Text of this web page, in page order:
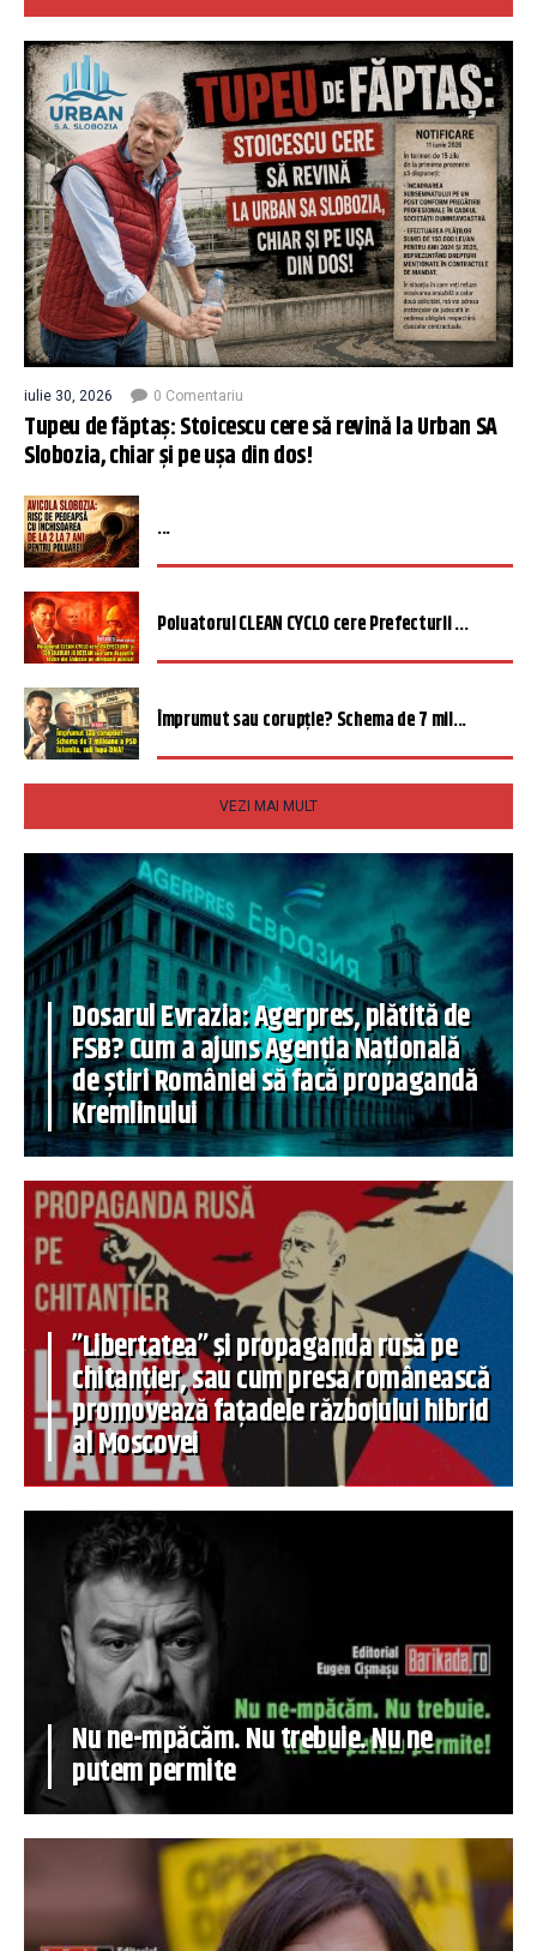
iulie 30, 2026 0 Comentariu
Tupeu de făptaș: Stoicescu cere să revină la Urban SA
Slobozia, chiar și pe ușa din dos!
...
Poluatorul CLEAN CYCLO cere Prefecturii ...
Împrumut sau corupție? Schema de 7 mil...
VEZI MAI MULT
Dosarul Evrazia: Agerpres, plătită de
FSB? Cum a ajuns Agenția Națională
de știri României să facă propagandă
Kremlinului
”Libertatea” și propaganda rusă pe
chitanțier, sau cum presa românească
promovează fațadele războiului hibrid
al Moscovei
Nu ne-mpăcăm. Nu trebuie. Nu ne
putem permite